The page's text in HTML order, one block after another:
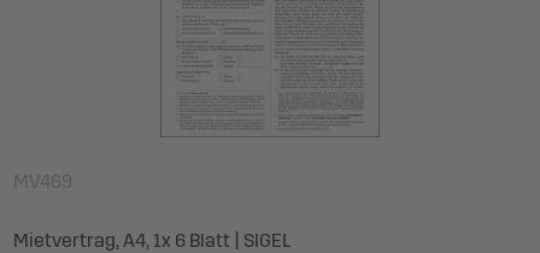
MV469
Mietvertrag, A4, 1x 6 Blatt | SIGEL